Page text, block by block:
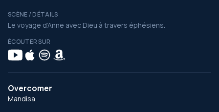
SCÈNE / DÉTAILS
Le voyage d’Anne avec Dieu à travers éphésiens.
ÉCOUTER SUR
Overcomer
Mandisa